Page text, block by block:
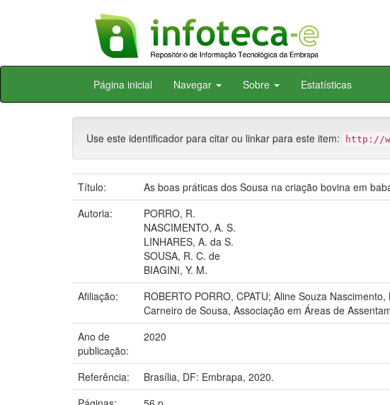
Skip
Página inicial Navegar Sobre Estatísticas
Use este identificador para citar ou linkar para este item: http://
Título:
As boas práticas dos Sousa na criação bovina em
Autoria:
PORRO, R.
NASCIMENTO, A. S.
LINHARES, A. da S.
SOUSA, R. C. de
BIAGINI, Y. M.
Afiliação:
ROBERTO PORRO, CPATU; Aline Souza
Carneiro de Sousa, Associação em Áreas de
Ano de
publicação:
2020
Referência:
Brasília, DF: Embrapa, 2020.